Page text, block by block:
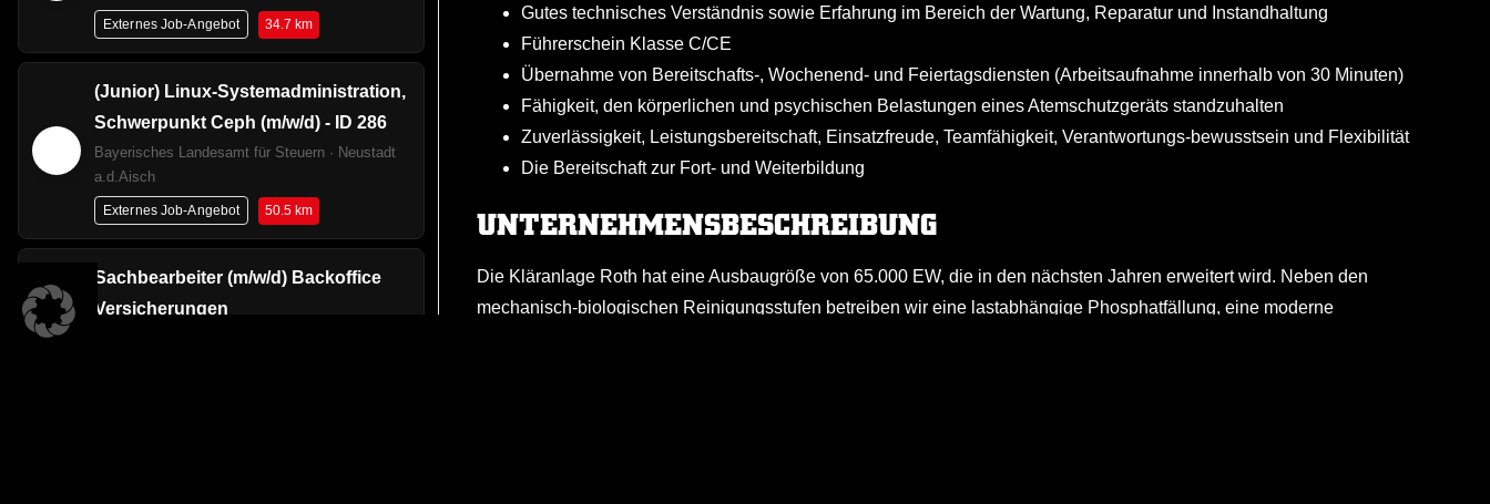
Externes Job-Angebot 34.7 km
(Junior) Linux-Systemadministration,
Schwerpunkt Ceph (m/w/d) - ID 286
Bayerisches Landesamt für Steuern · Neustadt
a.d.Aisch
Externes Job-Angebot 50.5 km
Sachbearbeiter (m/w/d) Backoffice
Versicherungen
Gutes technisches Verständnis sowie Erfahrung im Bereich der Wartung, Reparatur und Instandhaltung
Führerschein Klasse C/CE
Übernahme von Bereitschafts-, Wochenend- und Feiertagsdiensten (Arbeitsaufnahme innerhalb von 30 Minuten)
Fähigkeit, den körperlichen und psychischen Belastungen eines Atemschutzgeräts standzuhalten
Zuverlässigkeit, Leistungsbereitschaft, Einsatzfreude, Teamfähigkeit, Verantwortungs-bewusstsein und Flexibilität
Die Bereitschaft zur Fort- und Weiterbildung
UNTERNEHMENSBESCHREIBUNG
Die Kläranlage Roth hat eine Ausbaugröße von 65.000 EW, die in den nächsten Jahren erweitert wird. Neben den
mechanisch-biologischen Reinigungsstufen betreiben wir eine lastabhängige Phosphatfällung, eine moderne